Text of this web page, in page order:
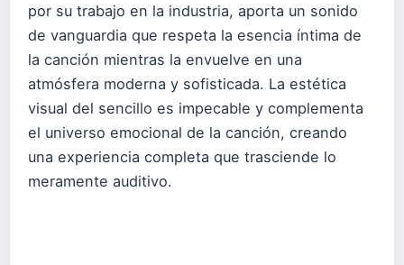
por su trabajo en la industria, aporta un sonido
de vanguardia que respeta la esencia íntima de
la canción mientras la envuelve en una
atmósfera moderna y sofisticada. La estética
visual del sencillo es impecable y complementa
el universo emocional de la canción, creando
una experiencia completa que trasciende lo
meramente auditivo.